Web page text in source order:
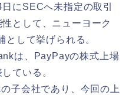
にSECへ未指定の取引
として、ニューヨーク
して挙げられる。
は、PayPayの株式上場
ている。
子会社であり、今回の上